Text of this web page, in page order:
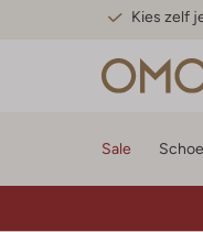
Kies zelf
Sale